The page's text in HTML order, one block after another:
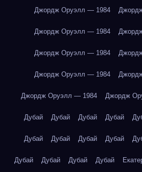
Джордж Оруэлл — 1984
Джордж Оруэлл — 1984
Джордж Оруэлл — 1984
Джордж Оруэлл — 1984
Джордж Оруэлл — 1984 Джордж
Дубай Дубай Дубай Дубай
Дубай Дубай Дубай Дубай
Дубай Дубай Дубай Дубай